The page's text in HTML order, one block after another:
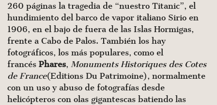
260 páginas la tragedia de “nuestro Titanic”, el
hundimiento del barco de vapor italiano Sirio en
1906, en el bajo de fuera de las Islas Hormigas,
frente a Cabo de Palos. También los hay
fotográficos, los más populares, como el
francés Phares, Monuments Historiques des Cotes
de France(Editions Du Patrimoine), normalmente
con un uso y abuso de fotografías desde
helicópteros con olas gigantescas batiendo las